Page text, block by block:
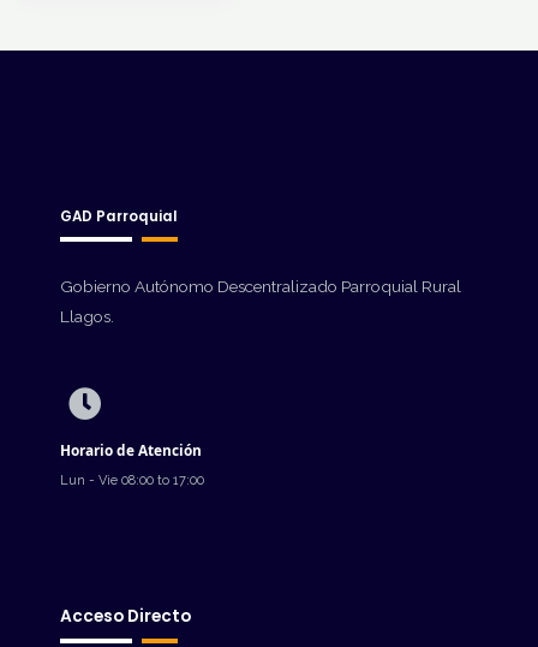
GAD Parroquial
Gobierno Autónomo Descentralizado Parroquial Rural
Llagos.
Horario de Atención
Lun - Vie 08:00 to 17:00
Acceso Directo